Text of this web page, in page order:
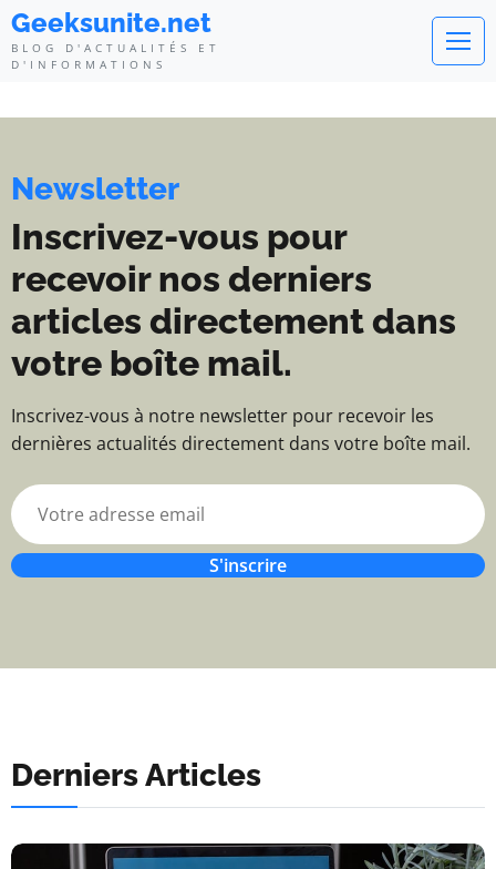
Geeksunite.net - Blog
Geeksunite.net
BLOG D'ACTUALITÉS ET
D'INFORMATIONS
Newsletter
Inscrivez-vous pour
recevoir nos derniers
articles directement dans
votre boîte mail.
Inscrivez-vous à notre newsletter pour recevoir les
dernières actualités directement dans votre boîte mail.
S'inscrire
Derniers Articles